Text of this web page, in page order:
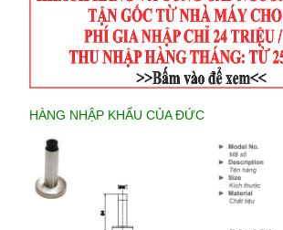
HÀNG NHẬP KHẨU CỦA ĐỨC